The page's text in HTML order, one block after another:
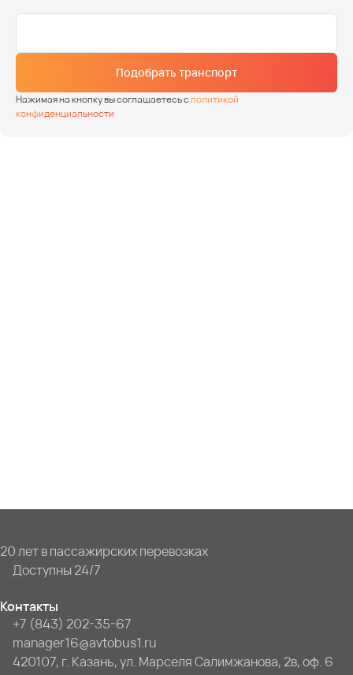
Подобрать транспорт
Нажимая на кнопку вы соглашаетесь сполитикой
конфиденциальности
20 лет в пассажирских перевозках
Доступны 24/7
Контакты
+7 (843) 202-35-67
manager16@avtobus1.ru
420107, г. Казань, ул. Марселя Салимжанова, 2в, оф. 6